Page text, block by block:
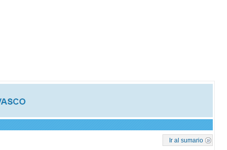
Ir al sumario